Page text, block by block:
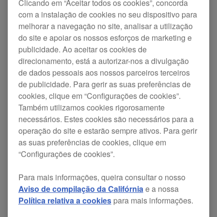
DM-40 Official Introduction
Clicando em “Aceitar todos os cookies”, concorda
com a instalação de cookies no seu dispositivo para
melhorar a navegação no site, analisar a utilização
do site e apoiar os nossos esforços de marketing e
publicidade. Ao aceitar os cookies de
direcionamento, está a autorizar-nos a divulgação
de dados pessoais aos nossos parceiros terceiros
de publicidade. Para gerir as suas preferências de
cookies, clique em “Configurações de cookies”.
Também utilizamos cookies rigorosamente
necessários. Estes cookies são necessários para a
operação do site e estarão sempre ativos. Para gerir
as suas preferências de cookies, clique em
“Configurações de cookies”.
Para mais informações, queira consultar o nosso
Aviso de compilação da Califórniae a nossa
Política relativa a cookiespara mais informações.